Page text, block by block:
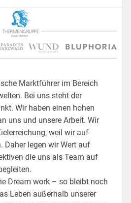
Marktführer im Bereich
Bei uns steht der
Wir haben einen hohen
uns und unsere Arbeit. Wir
weil wir auf
Daher legen wir Wert auf
die uns als Team auf
Dream work – so bleibt noch
Leben außerhalb unserer